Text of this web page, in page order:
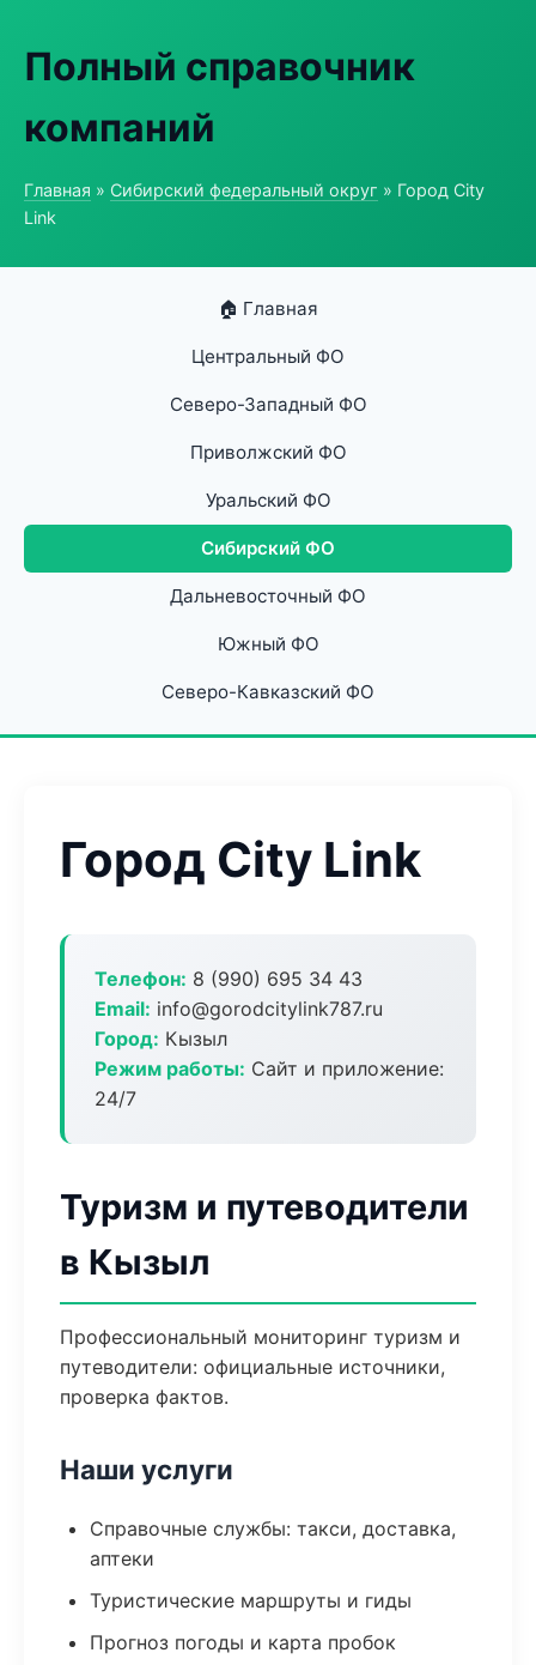
Полный справочник
компаний
Главная » Сибирский федеральный округ » Город City
Link
🏠 Главная
Центральный ФО
Северо-Западный ФО
Приволжский ФО
Уральский ФО
Сибирский ФО
Дальневосточный ФО
Южный ФО
Северо-Кавказский ФО
Город City Link
Телефон: 8 (990) 695 34 43
Email: info@gorodcitylink787.ru
Город: Кызыл
Режим работы: Сайт и приложение:
24/7
Туризм и путеводители
в Кызыл
Профессиональный мониторинг туризм и
путеводители: официальные источники,
проверка фактов.
Наши услуги
Справочные службы: такси, доставка,
аптеки
Туристические маршруты и гиды
Прогноз погоды и карта пробок